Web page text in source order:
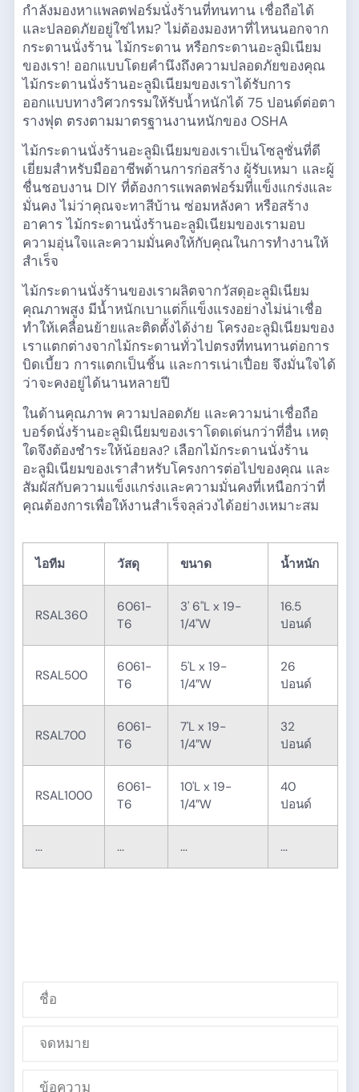
กำลังมองหาแพลตฟอร์มนั่งร้านที่ทนทาน เชื่อถือได้
และปลอดภัยอยู่ใช่ไหม? ไม่ต้องมองหาที่ไหนนอกจาก
กระดานนั่งร้าน ไม้กระดาน หรือกระดานอะลูมิเนียม
ของเรา! ออกแบบโดยคำนึงถึงความปลอดภัยของคุณ
ไม้กระดานนั่งร้านอะลูมิเนียมของเราได้รับการ
ออกแบบทางวิศวกรรมให้รับน้ำหนักได้ 75 ปอนด์ต่อตา
รางฟุต ตรงตามมาตรฐานงานหนักของ OSHA
ไม้กระดานนั่งร้านอะลูมิเนียมของเราเป็นโซลูชั่นที่ดี
เยี่ยมสำหรับมืออาชีพด้านการก่อสร้าง ผู้รับเหมา และผู้
ชื่นชอบงาน DIY ที่ต้องการแพลตฟอร์มที่แข็งแกร่งและ
มั่นคง ไม่ว่าคุณจะทาสีบ้าน ซ่อมหลังคา หรือสร้าง
อาคาร ไม้กระดานนั่งร้านอะลูมิเนียมของเรามอบ
ความอุ่นใจและความมั่นคงให้กับคุณในการทำงานให้
สำเร็จ
ไม้กระดานนั่งร้านของเราผลิตจากวัสดุอะลูมิเนียม
คุณภาพสูง มีน้ำหนักเบาแต่ก็แข็งแรงอย่างไม่น่าเชื่อ
ทำให้เคลื่อนย้ายและติดตั้งได้ง่าย โครงอะลูมิเนียมของ
เราแตกต่างจากไม้กระดานทั่วไปตรงที่ทนทานต่อการ
บิดเบี้ยว การแตกเป็นชิ้น และการเน่าเปื่อย จึงมั่นใจได้
ว่าจะคงอยู่ได้นานหลายปี
ในด้านคุณภาพ ความปลอดภัย และความน่าเชื่อถือ
บอร์ดนั่งร้านอะลูมิเนียมของเราโดดเด่นกว่าที่อื่น เหตุ
ใดจึงต้องชำระให้น้อยลง? เลือกไม้กระดานนั่งร้าน
อะลูมิเนียมของเราสำหรับโครงการต่อไปของคุณ และ
สัมผัสกับความแข็งแกร่งและความมั่นคงที่เหนือกว่าที่
คุณต้องการเพื่อให้งานสำเร็จลุล่วงได้อย่างเหมาะสม
ไอทีม วัสดุ ขนาด น้ำหนัก
RSAL360
6061-
T6
3' 6"L x 19-
1/4"W
16.5
ปอนด์
RSAL500
6061-
T6
5'L x 19-
1/4″W
26
ปอนด์
RSAL700
6061-
T6
7'L x 19-
1/4″W
32
ปอนด์
RSAL1000
6061-
T6
10'L x 19-
1/4″W
40
ปอนด์
... ... ... ...